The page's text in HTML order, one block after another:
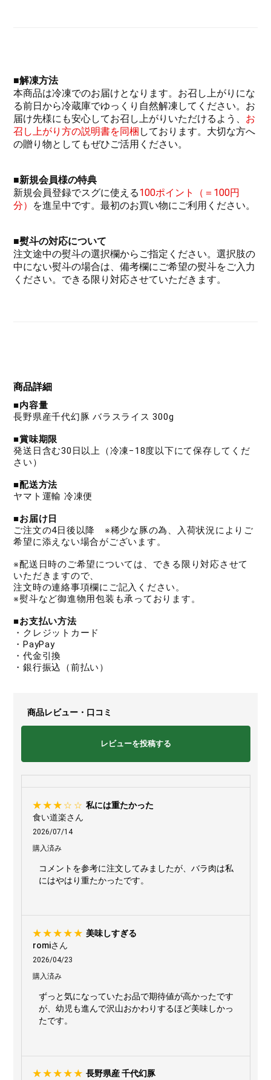
■解凍方法
本商品は冷凍でのお届けとなります。お召し上がりにな
る前日から冷蔵庫でゆっくり自然解凍してください。お
届け先様にも安心してお召し上がりいただけるよう、 お
召し上がり方の説明書を同梱 しております。大切な方へ
の贈り物としてもぜひご活用ください。
■新規会員様の特典
新規会員登録でスグに使える100ポイント（＝100円
分） を進呈中です。最初のお買い物にご利用ください。
■熨斗の対応について
注文途中の熨斗の選択欄からご指定ください。選択肢の
中にない熨斗の場合は、備考欄にご希望の熨斗をご入力
ください。できる限り対応させていただきます。
商品詳細
■内容量
長野県産千代幻豚 バラスライス 300g
■賞味期限
発送日含む30日以上（冷凍−18度以下にて保存してくだ
さい）
■配送方法
ヤマト運輸 冷凍便
■お届け日
ご注文の4日後以降 ※稀少な豚の為、入荷状況によりご
希望に添えない場合がございます。
※配送日時のご希望については、できる限り対応させて
いただきますので、
注文時の連絡事項欄にご記入ください。
※熨斗など御進物用包装も承っております。
■お支払い方法
・クレジットカード
・PayPay
・代金引換
・銀行振込（前払い）
商品レビュー・口コミ
レビューを投稿する
私には重たかった
食い道楽さん
2026/07/14
購入済み
コメントを参考に注文してみましたが、バラ肉は私
にはやはり重たかったです。
美味しすぎる
romiさん
2026/04/23
購入済み
ずっと気になっていたお品で期待値が高かったです
が、幼児も進んで沢山おかわりするほど美味しかっ
たです。
長野県産 千代幻豚